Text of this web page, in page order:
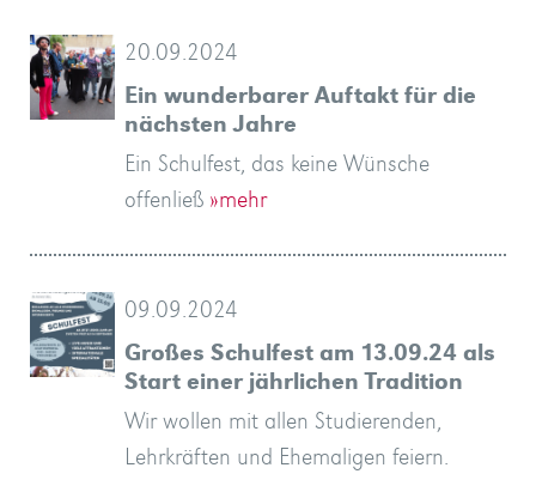
20.09.2024
Ein wunderbarer Auftakt für die
nächsten Jahre
Ein Schulfest, das keine Wünsche
offenließ »mehr
09.09.2024
Großes Schulfest am 13.09.24 als
Start einer jährlichen Tradition
Wir wollen mit allen Studierenden,
Lehrkräften und Ehemaligen feiern.